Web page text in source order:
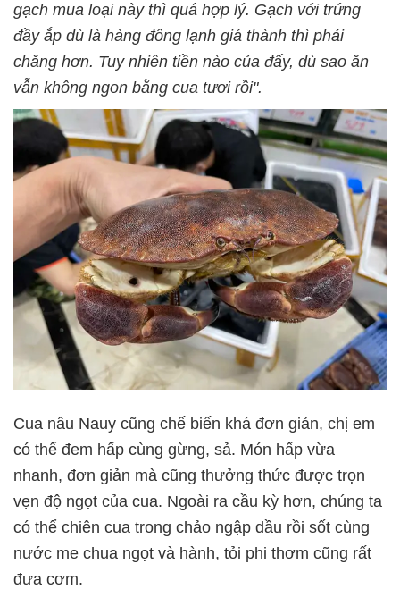
gạch mua loại này thì quá hợp lý. Gạch với trứng
đầy ắp dù là hàng đông lạnh giá thành thì phải
chăng hơn. Tuy nhiên tiền nào của đấy, dù sao ăn
vẫn không ngon bằng cua tươi rồi".
Cua nâu Nauy cũng chế biến khá đơn giản, chị em
có thể đem hấp cùng gừng, sả. Món hấp vừa
nhanh, đơn giản mà cũng thưởng thức được trọn
vẹn độ ngọt của cua. Ngoài ra cầu kỳ hơn, chúng ta
có thể chiên cua trong chảo ngập dầu rồi sốt cùng
nước me chua ngọt và hành, tỏi phi thơm cũng rất
đưa cơm.